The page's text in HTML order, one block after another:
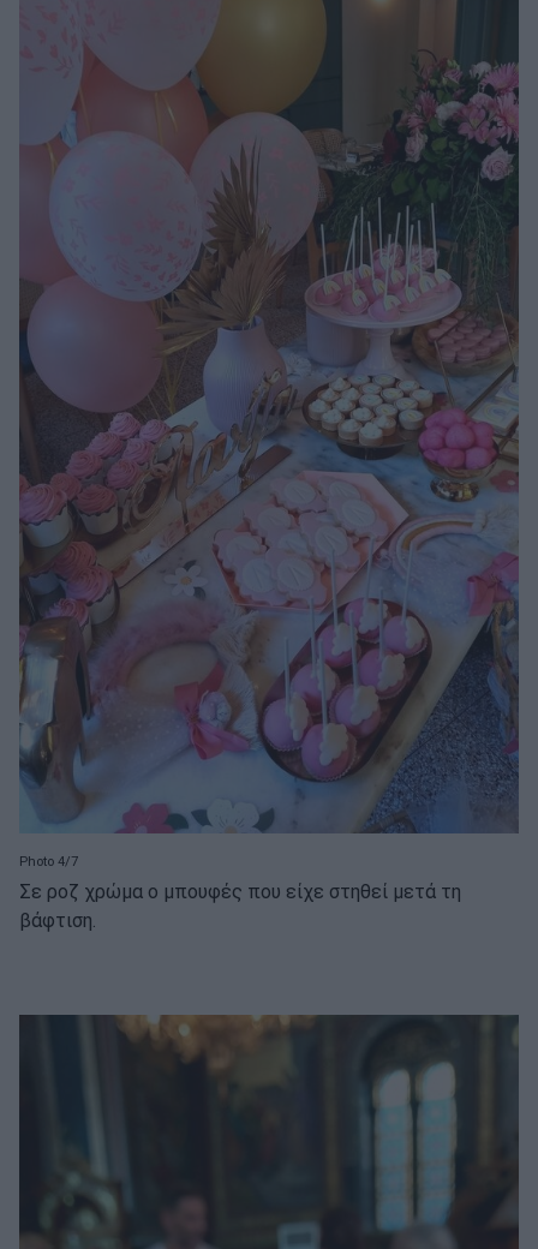
Photo 4/7
Σε ροζ χρώμα ο μπουφές που είχε στηθεί μετά τη
βάφτιση.